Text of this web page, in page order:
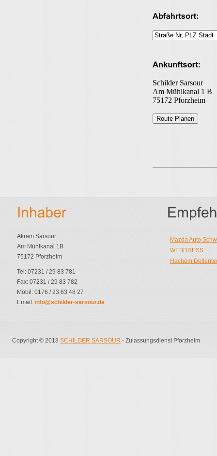
Schilder Sarsour
Am Mühlkanal 1 B
75172 Pforzheim
Route Planen
Akram Sarsour
Am Mühlkanal 1B
75172 Pforzheim
Tel: 07231 / 29 83 781
Fax: 07231 / 29 83 782
Mobil: 0176 / 23 63 48 27
Email: info@schilder-sarsour.de
Mazda Auto
WEBDRESS
Hachem
Copyright © 2018 SCHILDER SARSOUR - Zulassungsdienst Pforzheim